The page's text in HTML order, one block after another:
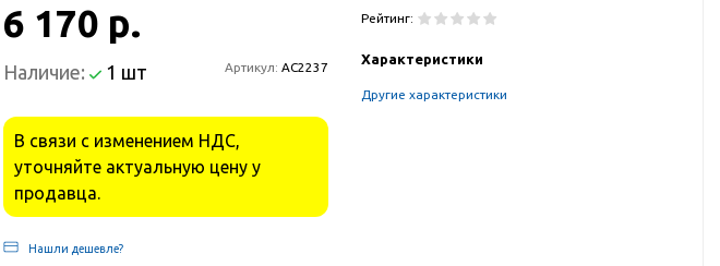
6 170 р.
Наличие: 1 шт Артикул: АС2237
В связи с изменением НДС,
уточняйте актуальную цену у
продавца.
Нашли дешевле?
Характеристики
Другие характеристики
Рейтинг: